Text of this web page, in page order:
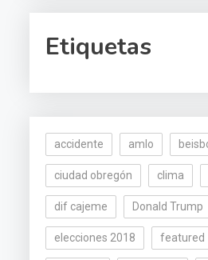
Etiquetas
accidente amlo
ciudad obregón clima
dif cajeme Donald Trump
elecciones 2018 featured